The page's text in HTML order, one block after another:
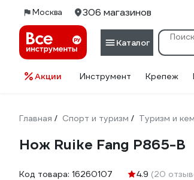
Москва 306 магазинов
Каталог
Акции Инструмент Крепеж
Главная / Спорт и туризм / Туризм и
Нож Ruike Fang P865-B
Код товара: 16260107 4.9 (20